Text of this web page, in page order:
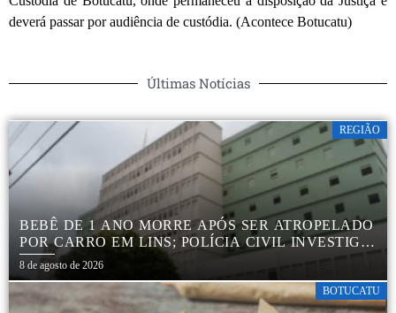
deverá passar por audiência de custódia. (Acontece Botucatu)
Últimas Notícias
REGIÃO
BEBÊ DE 1 ANO MORRE APÓS SER ATROPELADO
POR CARRO EM LINS; POLÍCIA CIVIL INVESTIGA
ACIDENTE
8 de agosto de 2026
BOTUCATU